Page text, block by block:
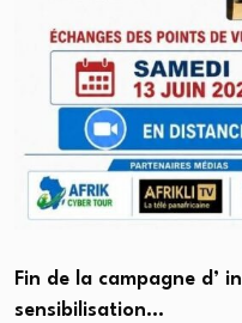
Fin de la campagne d’
sensibilisation…